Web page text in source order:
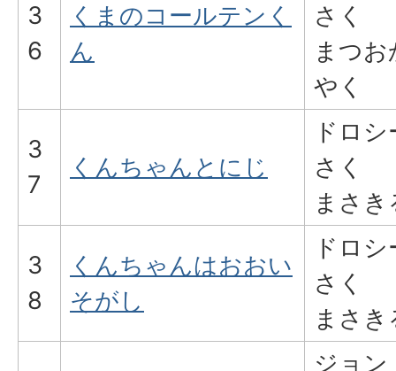
3
6
くまのコールテンく
ん
さく
まつ
やく
3
7
くんちゃんとにじ
ドロ
さく
まさ
3
8
くんちゃんはおおい
そがし
ドロ
さく
まさ
ジョン